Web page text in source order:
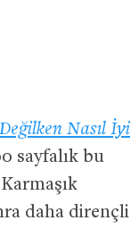
Nasıl İyi
sayfalık bu
daha dirençli